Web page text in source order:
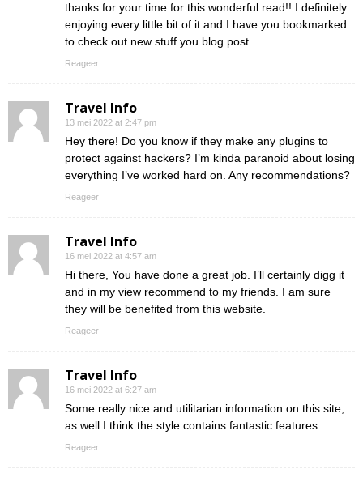
thanks for your time for this wonderful read!! I definitely
enjoying every little bit of it and I have you bookmarked
to check out new stuff you blog post.
Reageer
Travel Info
13 mei 2022 at 2:47 pm
Hey there! Do you know if they make any plugins to
protect against hackers? I’m kinda paranoid about losing
everything I’ve worked hard on. Any recommendations?
Reageer
Travel Info
16 mei 2022 at 4:57 am
Hi there, You have done a great job. I’ll certainly digg it
and in my view recommend to my friends. I am sure
they will be benefited from this website.
Reageer
Travel Info
16 mei 2022 at 6:27 am
Some really nice and utilitarian information on this site,
as well I think the style contains fantastic features.
Reageer